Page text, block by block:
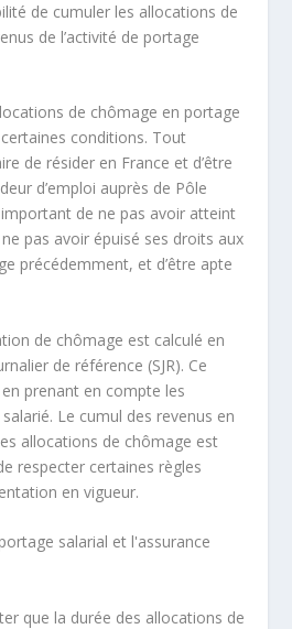
de cumuler les allocations de
de l’activité de portage
de chômage en portage
conditions. Tout
de résider en France et d’être
d’emploi auprès de Pôle
de ne pas avoir atteint
pas avoir épuisé ses droits aux
précédemment, et d’être apte
de chômage est calculé en
de référence (SJR). Ce
prenant en compte les
Le cumul des revenus en
allocations de chômage est
respecter certaines règles
en vigueur.
que la durée des allocations de